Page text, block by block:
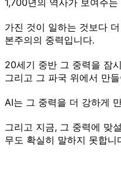
가진 것이 일하는 것보다
본주의의 중력입니다.
20세기 중반 그 중력을 잠
그리고 그 파국 위에서 만
AI는 그 중력을 더 강하게
그리고 지금, 그 중력에 맞
무도 확실히 말하지 못합니